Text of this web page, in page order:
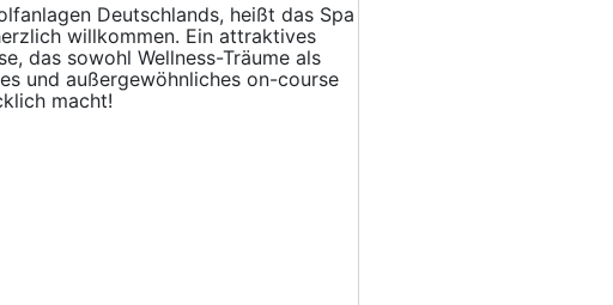
Deutschlands, heißt das Spa
willkommen. Ein attraktives
das sowohl Wellness-Träume als
und außergewöhnliches on-course
macht!